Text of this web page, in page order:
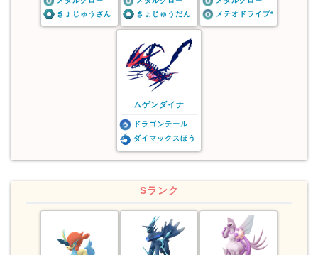
きょじゅうざん
きょじゅうだん
メテオドライブ*
ムゲンダイナ
ドラゴンテール
ダイマックスほう
Sランク